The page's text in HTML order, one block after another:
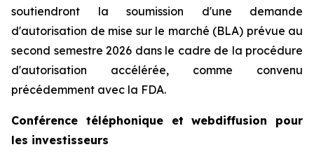
soutiendront la soumission d'une demande
d'autorisation de mise sur le marché (BLA) prévue au
second semestre 2026 dans le cadre de la procédure
d'autorisation accélérée, comme convenu
précédemment avec la FDA.
Conférence téléphonique et webdiffusion pour
les investisseurs